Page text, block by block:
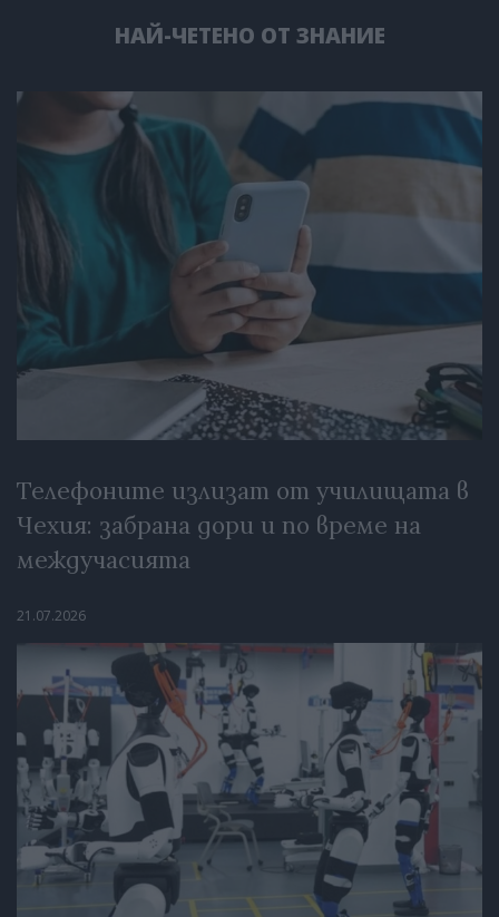
НАЙ-ЧЕТЕНО ОТ ЗНАНИЕ
Телефоните излизат от училищата в
Чехия: забрана дори и по време на
междучасията
21.07.2026